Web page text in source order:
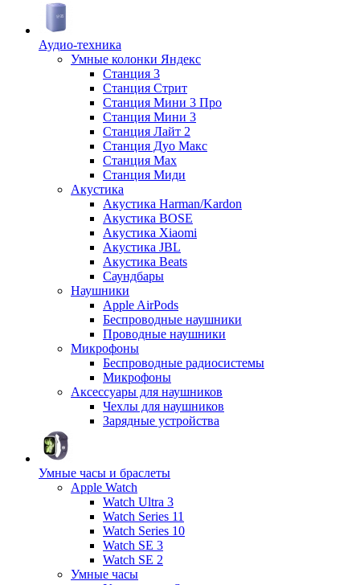
Аудио-техника
Умные колонки Яндекс
Станция 3
Станция Стрит
Станция Мини 3 Про
Станция Мини 3
Станция Лайт 2
Станция Дуо Макс
Станция Max
Станция Миди
Акустика
Акустика Harman/Kardon
Акустика BOSE
Акустика Xiaomi
Акустика JBL
Акустика Beats
Саундбары
Наушники
Apple AirPods
Беспроводные наушники
Проводные наушники
Микрофоны
Беспроводные радиосистемы
Микрофоны
Аксессуары для наушников
Чехлы для наушников
Зарядные устройства
Умные часы и браслеты
Apple Watch
Watch Ultra 3
Watch Series 11
Watch Series 10
Watch SE 3
Watch SE 2
Умные часы